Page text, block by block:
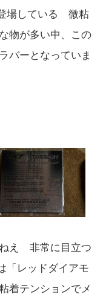
場している 微粘
物が多い中、この
バーとなっていま
え 非常に目立つ
「レッドダイアモ
着テンションでメ